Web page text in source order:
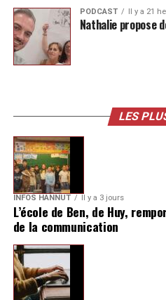
PODCAST Il y a 21
Nathalie propose
LES
INFOS HANNUT Il y a 3 jours
L’école de Ben, de Huy,
de la communication